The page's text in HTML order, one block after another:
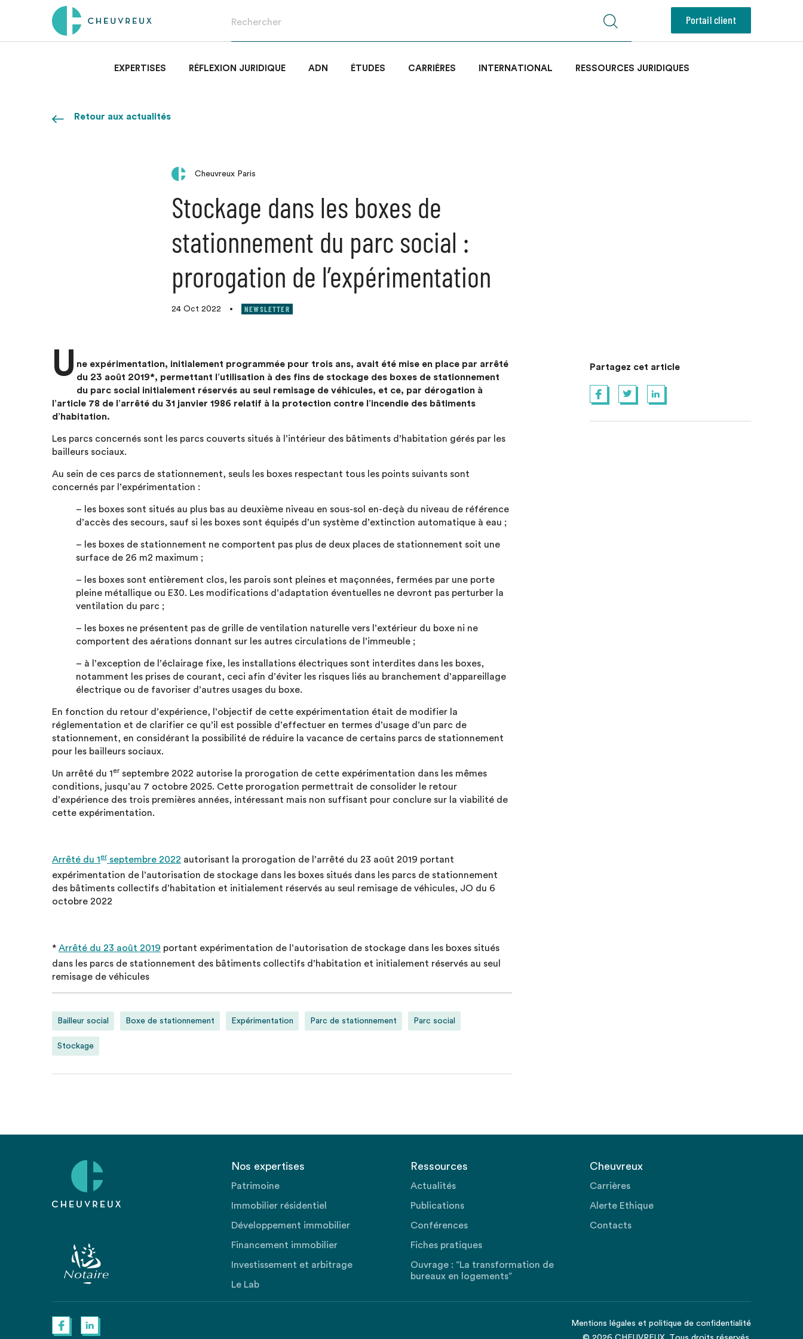
Portail client
EXPERTISES RÉFLEXION JURIDIQUE ADN ÉTUDES CARRIÈRES INTERNATIONAL RESSOURCES JURIDIQUES
Retour aux actualités
Cheuvreux Paris
Stockage dans les boxes de
stationnement du parc social :
prorogation de l’expérimentation
24 Oct 2022 • NEWSLETTER
U ne expérimentation, initialement programmée pour trois ans, avait été mise en place par arrêté
du 23 août 2019*, permettant l’utilisation à des fins de stockage des boxes de stationnement
du parc social initialement réservés au seul remisage de véhicules, et ce, par dérogation à
l’article 78 de l’arrêté du 31 janvier 1986 relatif à la protection contre l’incendie des bâtiments
d’habitation.
Les parcs concernés sont les parcs couverts situés à l’intérieur des bâtiments d’habitation gérés par les
bailleurs sociaux.
Au sein de ces parcs de stationnement, seuls les boxes respectant tous les points suivants sont
concernés par l’expérimentation :
– les boxes sont situés au plus bas au deuxième niveau en sous-sol en-deçà du niveau de référence
d’accès des secours, sauf si les boxes sont équipés d’un système d’extinction automatique à eau ;
– les boxes de stationnement ne comportent pas plus de deux places de stationnement soit une
surface de 26 m2 maximum ;
– les boxes sont entièrement clos, les parois sont pleines et maçonnées, fermées par une porte
pleine métallique ou E30. Les modifications d’adaptation éventuelles ne devront pas perturber la
ventilation du parc ;
– les boxes ne présentent pas de grille de ventilation naturelle vers l’extérieur du boxe ni ne
comportent des aérations donnant sur les autres circulations de l’immeuble ;
– à l’exception de l’éclairage fixe, les installations électriques sont interdites dans les boxes,
notamment les prises de courant, ceci afin d’éviter les risques liés au branchement d’appareillage
électrique ou de favoriser d’autres usages du boxe.
En fonction du retour d’expérience, l’objectif de cette expérimentation était de modifier la
réglementation et de clarifier ce qu’il est possible d’effectuer en termes d’usage d’un parc de
stationnement, en considérant la possibilité de réduire la vacance de certains parcs de stationnement
pour les bailleurs sociaux.
Un arrêté du 1er septembre 2022 autorise la prorogation de cette expérimentation dans les mêmes
conditions, jusqu’au 7 octobre 2025. Cette prorogation permettrait de consolider le retour
d’expérience des trois premières années, intéressant mais non suffisant pour conclure sur la viabilité de
cette expérimentation.
Arrêté du 1er septembre 2022 autorisant la prorogation de l’arrêté du 23 août 2019 portant
expérimentation de l’autorisation de stockage dans les boxes situés dans les parcs de stationnement
des bâtiments collectifs d’habitation et initialement réservés au seul remisage de véhicules, JO du 6
octobre 2022
* Arrêté du 23 août 2019 portant expérimentation de l’autorisation de stockage dans les boxes situés
dans les parcs de stationnement des bâtiments collectifs d’habitation et initialement réservés au seul
remisage de véhicules
Bailleur social Boxe de stationnement Expérimentation Parc de stationnement Parc social
Stockage
Partagez cet article
Nos expertises
Patrimoine
Immobilier résidentiel
Développement immobilier
Financement immobilier
Investissement et arbitrage
Le Lab
Ressources
Actualités
Publications
Conférences
Fiches pratiques
Ouvrage : “La transformation de
bureaux en logements”
Cheuvreux
Carrières
Alerte Ethique
Contacts
Mentions légales et politique de confidentialité